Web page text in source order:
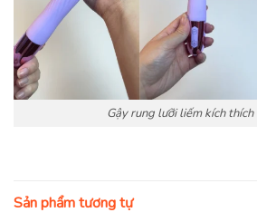
Gậy rung lưỡi liếm kích
Sản phẩm tương tự